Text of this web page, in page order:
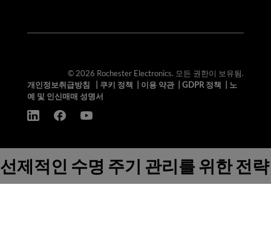
© 2026 Rochester Electronics. 모든 권한이 보유됨.
개인정보취급방침
쿠키 정책 이용 약관| GDPR 정책
노
예 및 인신매매 성명서
선제적인 수명 주기 관리를 위한 전략